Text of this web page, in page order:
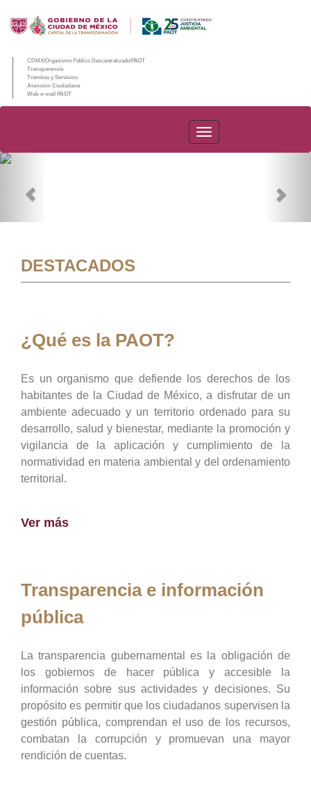
CDMX/Organismo Público Descentralizado/PAOT
Transparencia
Trámites y Servicios
Atención Ciudadana
Web e-mail PAOT
PAOT
DESTACADOS
¿Qué es la PAOT?
Es un organismo que defiende los derechos de los
habitantes de la Ciudad de México, a disfrutar de un
ambiente adecuado y un territorio ordenado para su
desarrollo, salud y bienestar, mediante la promoción y
vigilancia de la aplicación y cumplimiento de la
normatividad en materia ambiental y del ordenamiento
territorial.
Ver más
Transparencia e información
pública
La transparencia gubernamental es la obligación de
los gobiernos de hacer pública y accesible la
información sobre sus actividades y decisiones. Su
propósito es permitir que los ciudadanos supervisen la
gestión pública, comprendan el uso de los recursos,
combatan la corrupción y promuevan una mayor
rendición de cuentas.